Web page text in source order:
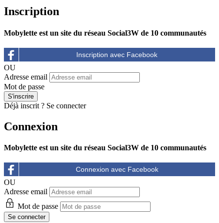
Inscription
Mobylette est un site du réseau Social3W de 10 communautés
OU
Adresse email
Mot de passe
Déjà inscrit ? Se connecter
Connexion
Mobylette est un site du réseau Social3W de 10 communautés
OU
Adresse email
Mot de passe